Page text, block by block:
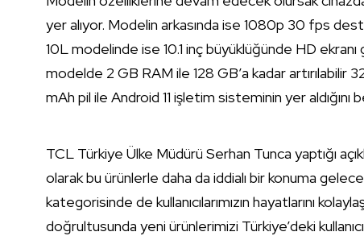
yer alıyor. Modelin arkasında ise 1080p 30 fps
10L modelinde ise 10.1 inç büyüklüğünde HD
modelde 2 GB RAM ile 128 GB’a kadar artırılabilir
mAh pil ile Android 11 işletim sisteminin yer aldığını
TCL Türkiye Ülke Müdürü Serhan Tunca yaptığı
olarak bu ürünlerle daha da iddialı bir konuma
kategorisinde de kullanıcılarımızın hayatlarını
doğrultusunda yeni ürünlerimizi Türkiye’deki